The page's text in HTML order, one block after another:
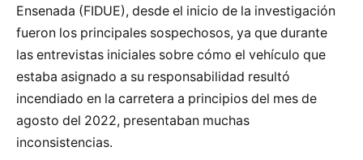
Ensenada (FIDUE), desde el inicio de la investigación
fueron los principales sospechosos, ya que durante
las entrevistas iniciales sobre cómo el vehículo que
estaba asignado a su responsabilidad resultó
incendiado en la carretera a principios del mes de
agosto del 2022, presentaban muchas
inconsistencias.